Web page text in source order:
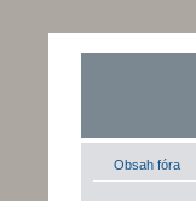
Obsah fóra